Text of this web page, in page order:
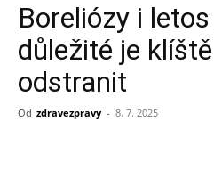
Boreliózy i
důležité je
odstranit
Od zdravezpravy - 8. 7. 2025